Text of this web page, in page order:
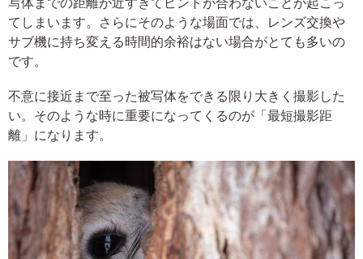
てしまいます。さらにそのような場面では、レンズ交換や
サブ機に持ち変える時間的余裕はない場合がとても多いの
です。
不意に接近まで至った被写体をできる限り大きく撮影した
い。そのような時に重要になってくるのが「最短撮影距
離」になります。